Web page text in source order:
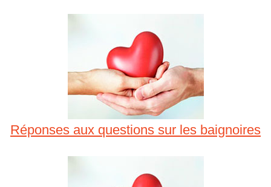
Réponses aux questions sur les baignoires